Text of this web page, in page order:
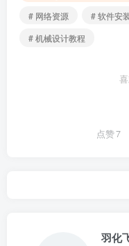
# 网络资源
# 软件安
# 机械设计教程
点赞7
羽化